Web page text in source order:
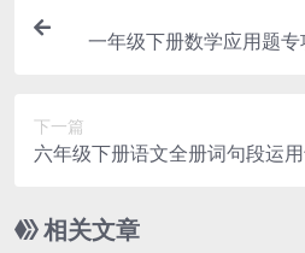
一年级下册数学应用题
下一篇
六年级下册语文全册词句段运
相关文章